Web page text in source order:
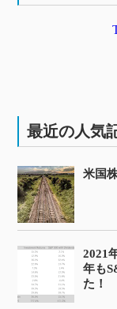
最近の人気
米国
2021
年も
た！